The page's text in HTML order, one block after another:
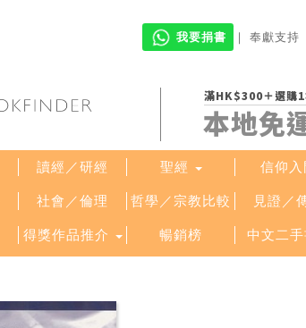
我要捐書 ｜ 奉獻支持
滿HK$300＋選購1
本地免
讀經／研經 聖經 信仰入
社會／倫理 哲學／宗教比較 見證／
得獎作品推介 暢銷榜 中文二手